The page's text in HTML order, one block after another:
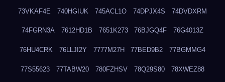
73VKAF4E 740HGIUK 745ACL1O 74DPJX4S 74DVDXRM
74FGRN3A 7612HD1B 7651K273 76BJGQ4F 76G4013Z
76HU4CRK 76LLJI2Y 7777M27H 77BED9B2 77BGMMG4
77S55623 77TABW20 780FZHSV 78Q29S80 78XWEZ88